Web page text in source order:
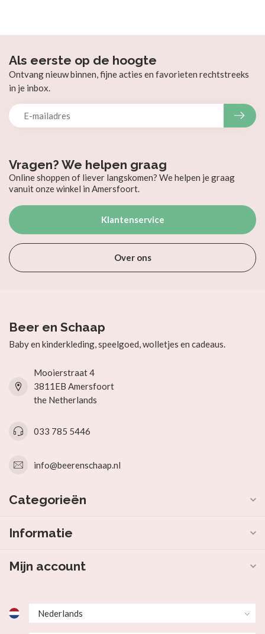
Vragen? We helpen graag
Online shoppen of liever langskomen? We helpen je graag
vanuit onze winkel in Amersfoort.
Klantenservice
Over ons
Als eerste op de hoogte
Ontvang nieuw binnen, fijne acties en favorieten rechtstreeks
in je inbox.
Beer en Schaap
Baby en kinderkleding, speelgoed, wolletjes en cadeaus.
Mooierstraat 4
3811EB Amersfoort
the Netherlands
033 785 5446
info@beerenschaap.nl
Categorieën
Informatie
Mijn account